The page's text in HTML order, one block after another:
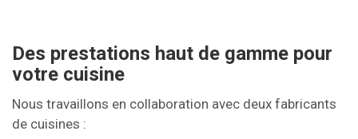
Des prestations haut de gamme pour
votre cuisine
Nous travaillons en collaboration avec deux fabricants
de cuisines :